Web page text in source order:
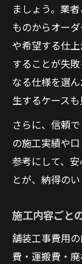
ましょう。業
ものからオー
や希望する仕
することが失
なる仕様を選
生するケースも
さらに、信頼
の施工実績や
参考にして、
とが、納得の
施工内容ごと
舗装工事費用
費・運搬費・